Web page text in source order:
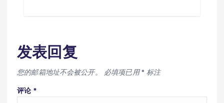
发表回复
您的邮箱地址不会被公开。 必填项已用* 标注
评论 *